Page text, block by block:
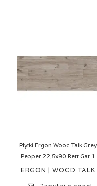
Płytki Ergon Wood Talk Grey
Pepper 22,5x90 Rett.Gat.1
ERGON | WOOD TALK